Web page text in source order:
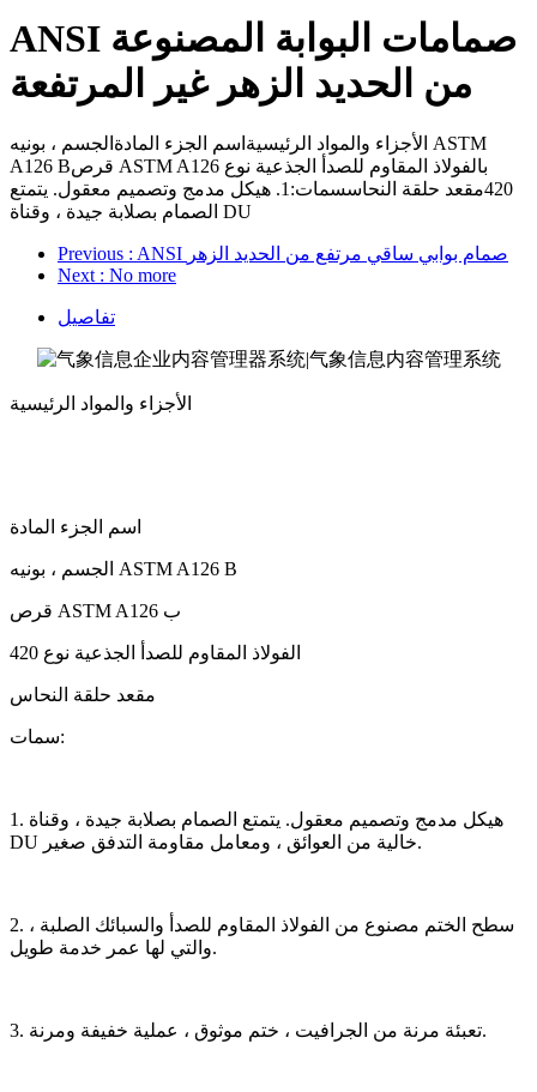
ANSI صمامات البوابة المصنوعة
من الحديد الزهر غير المرتفعة
الأجزاء والمواد الرئيسيةاسم الجزء المادةالجسم ، بونيه ASTM
A126 Bقرص ASTM A126 بالفولاذ المقاوم للصدأ الجذعية نوع
420مقعد حلقة النحاسسمات:1. هيكل مدمج وتصميم معقول. يتمتع
الصمام بصلابة جيدة ، وقناة DU
Previous
: ANSI صمام بوابي ساقي مرتفع من الحديد الزهر
Next : No more
تفاصيل
الأجزاء والمواد الرئيسية
اسم الجزء المادة
الجسم ، بونيه ASTM A126 B
قرص ASTM A126 ب
الفولاذ المقاوم للصدأ الجذعية نوع 420
مقعد حلقة النحاس
سمات:
1. هيكل مدمج وتصميم معقول. يتمتع الصمام بصلابة جيدة ، وقناة
DU خالية من العوائق ، ومعامل مقاومة التدفق صغير.
2. سطح الختم مصنوع من الفولاذ المقاوم للصدأ والسبائك الصلبة ،
والتي لها عمر خدمة طويل.
3. تعبئة مرنة من الجرافيت ، ختم موثوق ، عملية خفيفة ومرنة.